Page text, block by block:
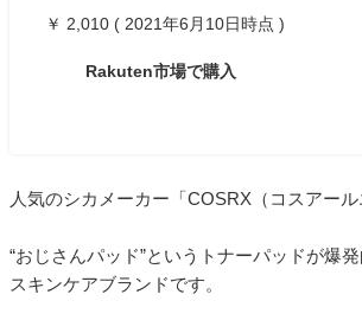
￥ 2,010 ( 2021年6月10日時点 )
Rakuten市場で購入
人気のシカメーカー「COSRX（コスアール
“おじさんパッド”というトナーパッドが爆
スキンケアブランドです。